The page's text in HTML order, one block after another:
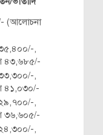
(আলোচনা
৩৫,৪০০/-,
৪৩,৬৮৫/-
৩৩,৩০০/-,
৪১,০৩০/-
২৯,৭০০/-,
৩৬,৬০৫/-
২৪,৩০০/-,